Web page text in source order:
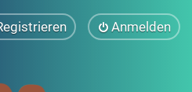
Anmelden